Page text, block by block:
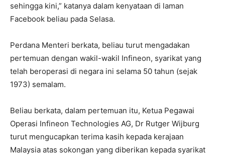
sehingga kini,” katanya dalam kenyataan di laman
Facebook beliau pada Selasa.
Perdana Menteri berkata, beliau turut mengadakan
pertemuan dengan wakil-wakil Infineon, syarikat yang
telah beroperasi di negara ini selama 50 tahun (sejak
1973) semalam.
Beliau berkata, dalam pertemuan itu, Ketua Pegawai
Operasi Infineon Technologies AG, Dr Rutger Wijburg
turut mengucapkan terima kasih kepada kerajaan
Malaysia atas sokongan yang diberikan kepada syarikat